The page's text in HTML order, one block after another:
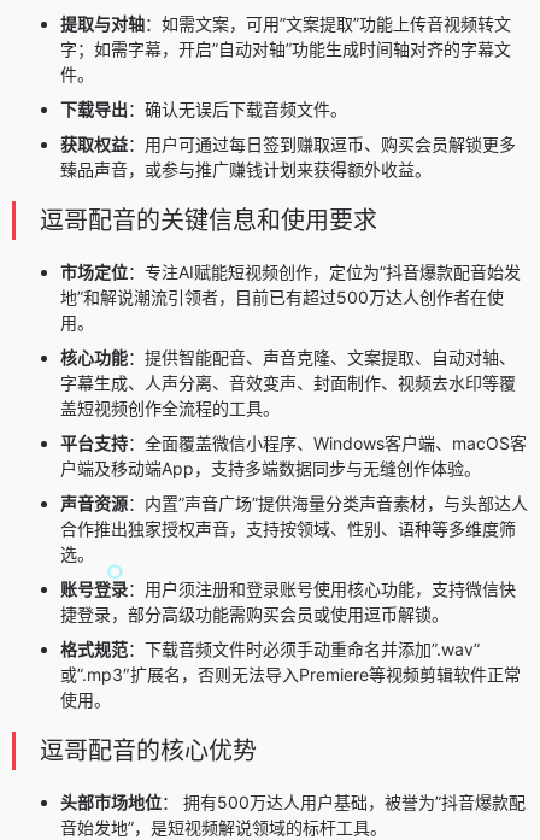
提取与对轴：如需文案，可用”文案提取”功能上传音视频转文
字；如需字幕，开启”自动对轴”功能生成时间轴对齐的字幕文
件。
下载导出：确认无误后下载音频文件。
获取权益：用户可通过每日签到赚取逗币、购买会员解锁更多
臻品声音，或参与推广赚钱计划来获得额外收益。
逗哥配音的关键信息和使用要求
市场定位：专注AI赋能短视频创作，定位为”抖音爆款配音始发
地”和解说潮流引领者，目前已有超过500万达人创作者在使
用。
核心功能：提供智能配音、声音克隆、文案提取、自动对轴、
字幕生成、人声分离、音效变声、封面制作、视频去水印等覆
盖短视频创作全流程的工具。
平台支持：全面覆盖微信小程序、Windows客户端、macOS客
户端及移动端App，支持多端数据同步与无缝创作体验。
声音资源：内置”声音广场”提供海量分类声音素材，与头部达人
合作推出独家授权声音，支持按领域、性别、语种等多维度筛
选。
账号登录：用户须注册和登录账号使用核心功能，支持微信快
捷登录，部分高级功能需购买会员或使用逗币解锁。
格式规范：下载音频文件时必须手动重命名并添加”.wav”
或”.mp3″扩展名，否则无法导入Premiere等视频剪辑软件正常
使用。
逗哥配音的核心优势
头部市场地位： 拥有500万达人用户基础，被誉为”抖音爆款配
音始发地”，是短视频解说领域的标杆工具。